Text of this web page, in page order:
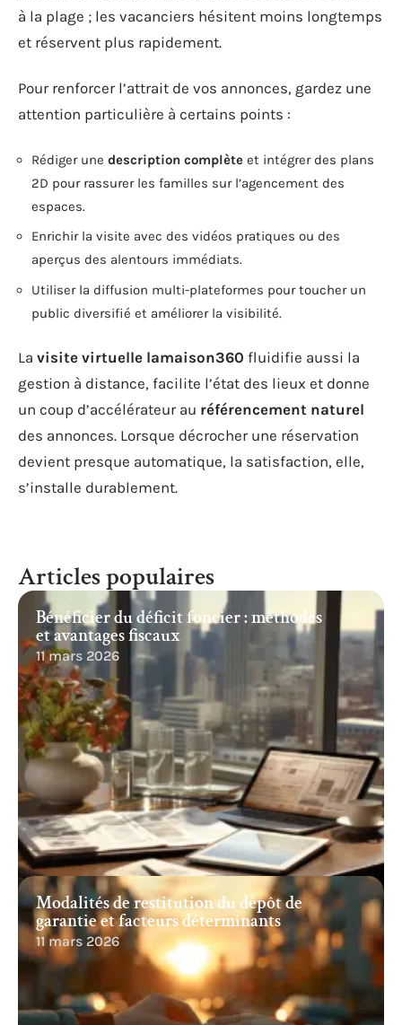
à la plage ; les vacanciers hésitent moins longtemps
et réservent plus rapidement.
Pour renforcer l’attrait de vos annonces, gardez une
attention particulière à certains points :
Rédiger une description complète et intégrer des plans
2D pour rassurer les familles sur l’agencement des
espaces.
Enrichir la visite avec des vidéos pratiques ou des
aperçus des alentours immédiats.
Utiliser la diffusion multi-plateformes pour toucher un
public diversifié et améliorer la visibilité.
La visite virtuelle lamaison360 fluidifie aussi la
gestion à distance, facilite l’état des lieux et donne
un coup d’accélérateur au référencement naturel
des annonces. Lorsque décrocher une réservation
devient presque automatique, la satisfaction, elle,
s’installe durablement.
Articles populaires
Bénéficier du déficit foncier : méthodes
et avantages fiscaux
11 mars 2026
Modalités de restitution du dépôt de
garantie et facteurs déterminants
11 mars 2026